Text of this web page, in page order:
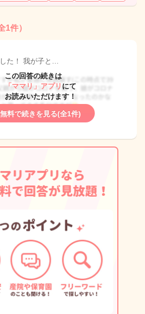
1件）
た！ 我が子と…
この回答の続きは
「ママリ」アプリ にて
お読みいただけます！
無料で続きを見る(全1件)